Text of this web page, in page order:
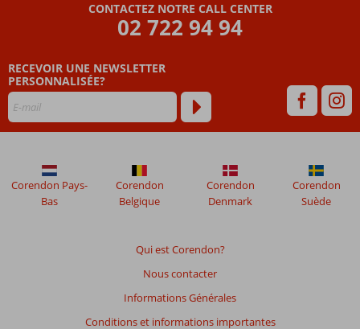
plus
de
ne
plus
affichés
afin
CONTACTEZ NOTRE CALL CENTER
02 722 94 94
RECEVOIR UNE NEWSLETTER
PERSONNALISÉE?
Qui est Corendon?
Nous contacter
Informations Générales
Conditions et informations importantes
Corendon Pays-
Bas
Corendon
Belgique
Corendon
Denmark
Corendon
Suède